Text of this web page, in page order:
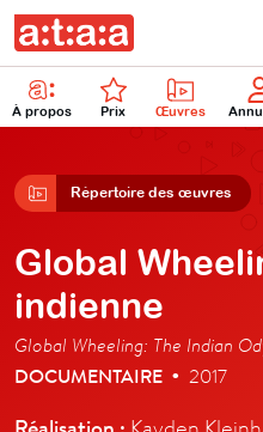
À propos Prix Œuvres
Répertoire des œuvres
Global
indienne
Global Wheeling: The Indian
DOCUMENTAIRE • 2017